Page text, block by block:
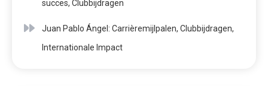
succes, Clubbijdragen
Juan Pablo Ángel: Carrièremijlpalen, Clubbijdragen,
Internationale Impact